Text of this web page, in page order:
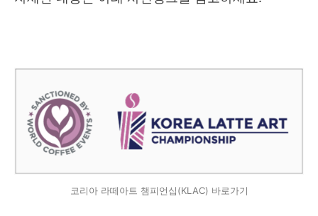
코리아 라떼아트 챔피언십(KLAC) 바로가기